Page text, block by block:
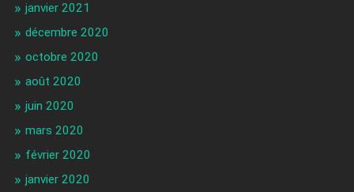
janvier 2021
décembre 2020
octobre 2020
août 2020
juin 2020
mars 2020
février 2020
janvier 2020